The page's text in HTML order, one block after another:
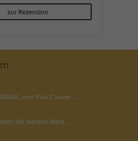
zur Rezension
Paul Cleave! …
Wir werden Wind…